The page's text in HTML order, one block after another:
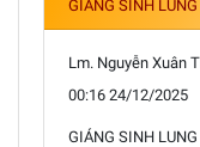
GIÁNG SINH
Lm. Nguyễn Xuân
00:16 24/12/2025
GIÁNG SINH